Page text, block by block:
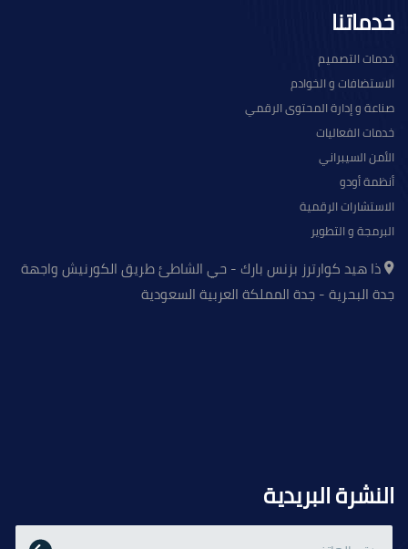
خدماتنا
خدمات التصميم
الاستضافات و الخوادم
صناعة و إدارة المحتوى الرقمي
خدمات الفعاليات
الأمن السيبراني
أنظمة أودو
الاستشارات الرقمية
البرمجة و التطوير
ذا هيد كوارترز بزنس بارك - حي الشاطئ طريق الكورنيش واجهة
جدة البحرية - جدة المملكة العربية السعودية
النشرة البريدية